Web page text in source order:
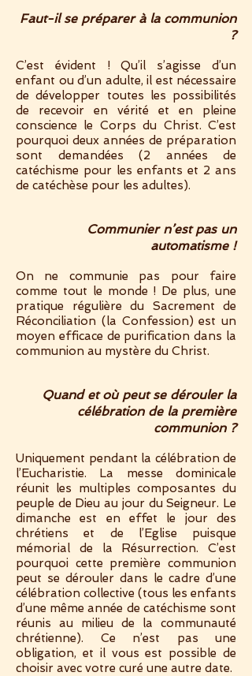
Faut-il se préparer à la communion
?
C’est évident ! Qu’il s’agisse d’un
enfant ou d’un adulte, il est nécessaire
de développer toutes les possibilités
de recevoir en vérité et en pleine
conscience le Corps du Christ. C’est
pourquoi deux années de préparation
sont demandées (2 années de
catéchisme pour les enfants et 2 ans
de catéchèse pour les adultes).
Communier n’est pas un
automatisme !
On ne communie pas pour faire
comme tout le monde ! De plus, une
pratique régulière du Sacrement de
Réconciliation (la Confession) est un
moyen efficace de purification dans la
communion au mystère du Christ.
Quand et où peut se dérouler la
célébration de la première
communion ?
Uniquement pendant la célébration de
l’Eucharistie. La messe dominicale
réunit les multiples composantes du
peuple de Dieu au jour du Seigneur. Le
dimanche est en effet le jour des
chrétiens et de l’Eglise puisque
mémorial de la Résurrection. C’est
pourquoi cette première communion
peut se dérouler dans le cadre d’une
célébration collective (tous les enfants
d’une même année de catéchisme sont
réunis au milieu de la communauté
chrétienne). Ce n’est pas une
obligation, et il vous est possible de
choisir avec votre curé une autre date.